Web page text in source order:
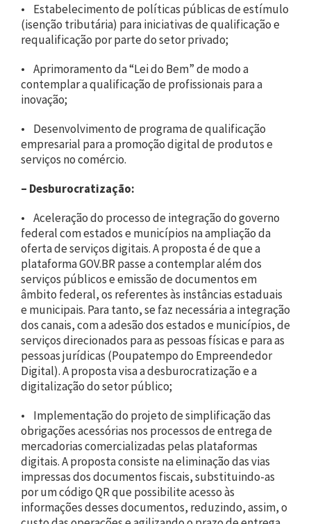
• Estabelecimento de políticas públicas de estímulo
(isenção tributária) para iniciativas de qualificação e
requalificação por parte do setor privado;
• Aprimoramento da “Lei do Bem” de modo a
contemplar a qualificação de profissionais para a
inovação;
• Desenvolvimento de programa de qualificação
empresarial para a promoção digital de produtos e
serviços no comércio.
– Desburocratização:
• Aceleração do processo de integração do governo
federal com estados e municípios na ampliação da
oferta de serviços digitais. A proposta é de que a
plataforma GOV.BR passe a contemplar além dos
serviços públicos e emissão de documentos em
âmbito federal, os referentes às instâncias estaduais
e municipais. Para tanto, se faz necessária a integração
dos canais, com a adesão dos estados e municípios, de
serviços direcionados para as pessoas físicas e para as
pessoas jurídicas (Poupatempo do Empreendedor
Digital). A proposta visa a desburocratização e a
digitalização do setor público;
• Implementação do projeto de simplificação das
obrigações acessórias nos processos de entrega de
mercadorias comercializadas pelas plataformas
digitais. A proposta consiste na eliminação das vias
impressas dos documentos fiscais, substituindo-as
por um código QR que possibilite acesso às
informações desses documentos, reduzindo, assim, o